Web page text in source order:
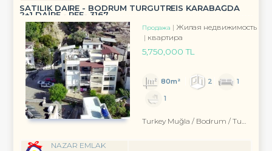
SATILIK DAİRE - BODRUM TURGUTREİS KARABAĞDA
2+1 DAİRE - REF- 3167
Продажа
Жилая недвижимость
квартира
5,750,000 TL
80m² 2
1
1
Turkey Muğla / Bodrum / Turgutreis
NAZAR EMLAK